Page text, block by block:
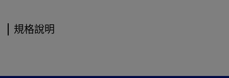
規格說明